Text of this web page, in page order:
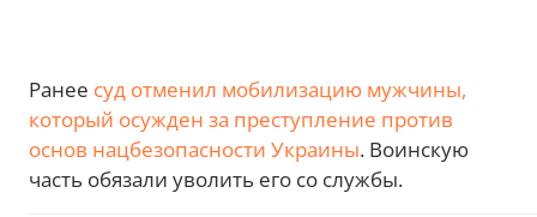
Ранее суд отменил мобилизацию мужчины,
который осужден за преступление против
основ нацбезопасности Украины. Воинскую
часть обязали уволить его со службы.